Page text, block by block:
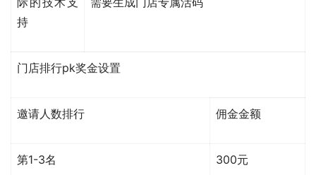
持
门店排行pk奖金设置
邀请人数排行 佣金金额
第1-3名 300元